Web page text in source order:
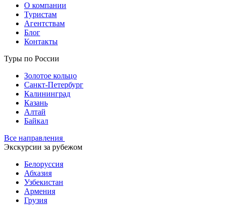
О компании
Туристам
Агентствам
Блог
Контакты
Туры по России
Золотое кольцо
Санкт-Петербург
Калининград
Казань
Алтай
Байкал
Все направления
Экскурсии за рубежом
Белоруссия
Абхазия
Узбекистан
Армения
Грузия